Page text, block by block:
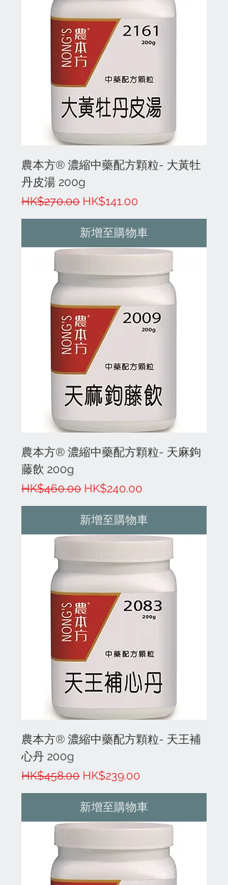
農本方® 濃縮中藥配方顆粒- 大黃牡
丹皮湯 200g
一般價格
HK$270.00 促銷價格
HK$141.00
新增至購物車
農本方® 濃縮中藥配方顆粒- 天麻鉤
藤飲 200g
一般價格
HK$460.00 促銷價格
HK$240.00
新增至購物車
農本方® 濃縮中藥配方顆粒- 天王補
心丹 200g
一般價格
HK$458.00 促銷價格
HK$239.00
新增至購物車